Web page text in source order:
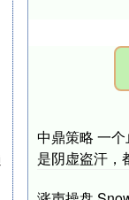
中鼎策略 一
是阴虚盗汗，